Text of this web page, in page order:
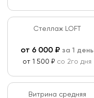
Стеллаж LOFT
от 6 000 ₽ за 1 день
от 1 500 ₽ со 2го дня
Витрина средняя